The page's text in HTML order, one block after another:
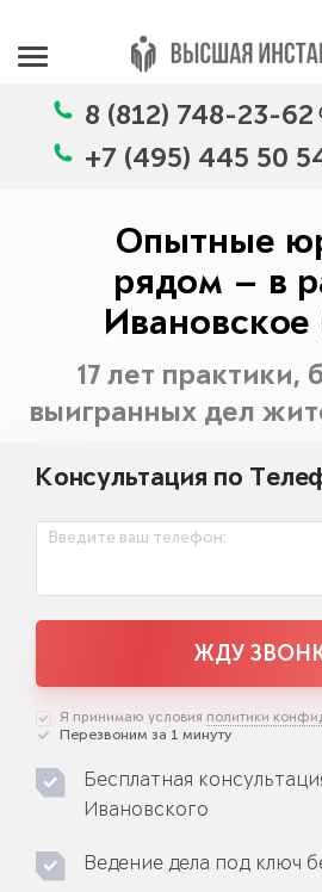
8 (812) 748-23-62
+7 (495) 445 50
Опытные
рядом — в
17 лет практики,
выигранных дел
Консультация по
Введите ваш телефон:
ЖДУ
Я принимаю условия политики
Перезвоним за 1 минуту
Бесплатная
Ивановского
Ведение дела под ключ